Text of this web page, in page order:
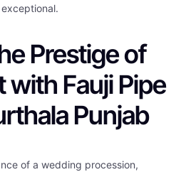
Prestige of
with Fauji Pipe
Punjab
of a wedding procession,